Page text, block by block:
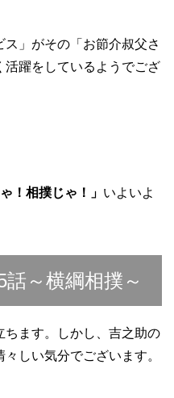
」がその「お節介叔父さ
活躍をしているようでござ
！相撲じゃ！」 いよいよ
～横綱相撲～
ちます。しかし、吉之助の
しい気分でございます。